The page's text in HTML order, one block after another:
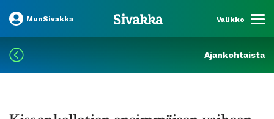
MunSivakka Valikko
Ajankohtaista